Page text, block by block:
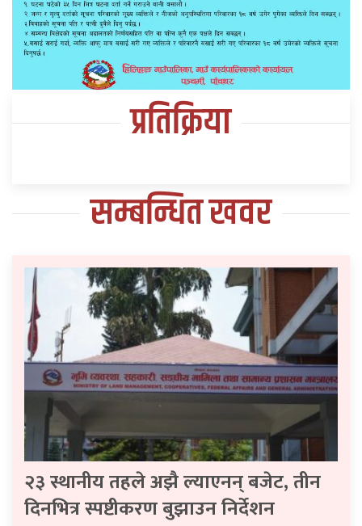
प्रतिक्रिया
सम्बन्धित खवर
२३ स्थानीय तहले अझै ल्याएनन् बजेट, तीन
दिनभित्र स्पष्टीकरण बुझाउन निर्देशन